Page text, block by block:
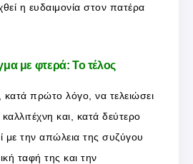
η ευδαιμονία στον πατέρα
με φτερά: Το τέλος
κατά πρώτο λόγο, να τελειώσει
και, κατά δεύτερο
με την απώλεια της συζύγου
ταφή της και την